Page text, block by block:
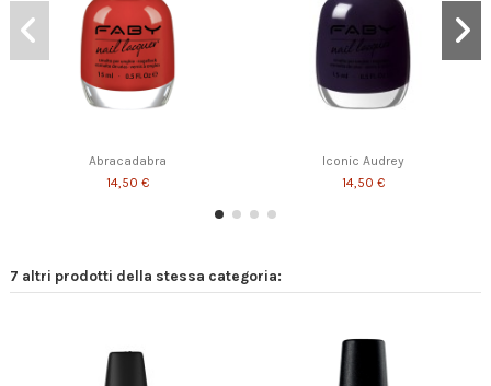
I'm a firework
14,50 €
The Comedian
Blueberries and soda
14,50 €
Abracadabra
14,50 €
Iconic Audrey
14,50 €
7 altri prodotti della stessa categoria: